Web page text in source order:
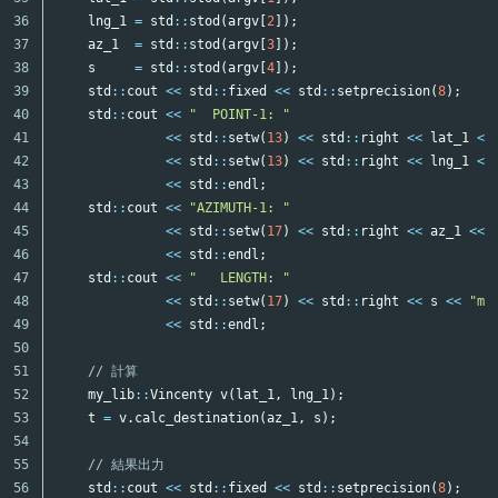
36
37
38
39
40
41
42
43
44
45
46
47
48
49
50
51
52
53
54
55
56
lng_1 = std :: stod (argv 2 ]);
az_1
= std :: stod (argv 3 ]);
s
= std :: stod (argv 4 ]);
std :: cout << std :: fixed << std :: setprecision(8);
std :: cout <<
"  POINT-1: "
<< std :: setw( 13) << std :: right << lat_1 <<
<< std :: setw( 13) << std :: right << lng_1 <<
<< std ::endl ;
std :: cout <<
"AZIMUTH-1: "
<< std :: setw( 17) << std :: right << az_1 <<
<< std ::endl ;
std :: cout <<
"   LENGTH: "
<< std :: setw( 17) << std :: right << s <<
"m"
<< std ::endl ;
// 計算
my_lib::Vincenty v( lat_1, lng_1);
t = v. calc_destination(az_1, s );
// 結果出力
std :: cout << std :: fixed << std :: setprecision(8);